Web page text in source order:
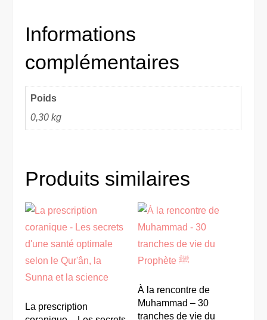
Informations
complémentaires
Poids
0,30 kg
Produits similaires
La prescription
À la rencontre de
Muhammad – 30
tranches de vie du